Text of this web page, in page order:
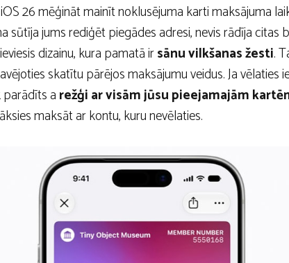
26 mēģināt mainīt noklusējuma karti maksājuma
sūtīja jums rediģēt piegādes adresi, nevis rādīja citas
dizainu, kura pamatā irsānu vilkšanas žesti.
skatītu pārējos maksājumu veidus. Ja vēlaties
arežģi ar visām jūsu pieejamajām
maksāt ar kontu, kuru nevēlaties.